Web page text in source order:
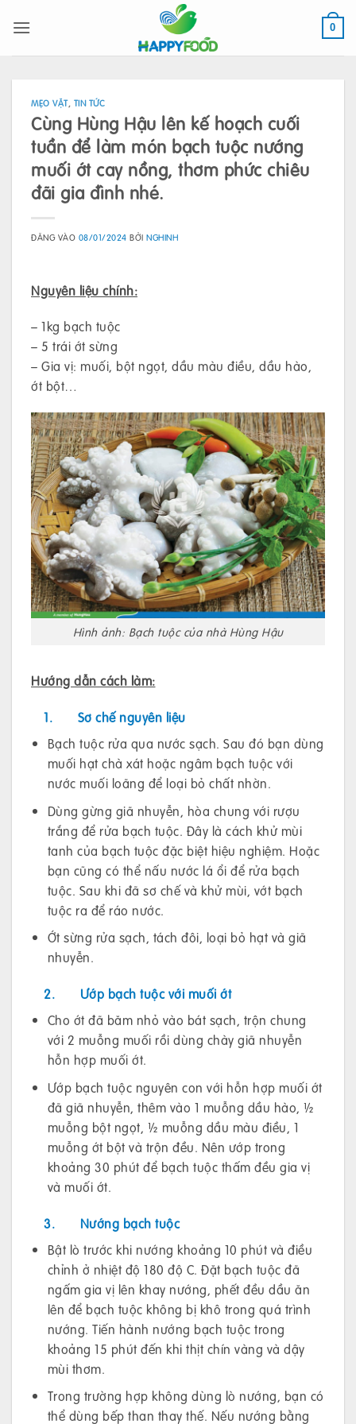
qua
0
MẸO VẶT, TIN TỨC
Cùng Hùng Hậu lên kế hoạch cuối
tuần để làm món bạch tuộc nướng
muối ớt cay nồng, thơm phức chiêu
đãi gia đình nhé.
ĐĂNG VÀO 08/01/2024 BỞINGHINH
Nguyên liệu chính:
– 1kg bạch tuộc
– 5 trái ớt sừng
– Gia vị: muối, bột ngọt, dầu màu điều, dầu hào,
ớt bột…
Hình ảnh: Bạch tuộc của nhà Hùng Hậu
Hướng dẫn cách làm:
1. Sơ chế nguyên liệu
Bạch tuộc rửa qua nước sạch. Sau đó bạn dùng
muối hạt chà xát hoặc ngâm bạch tuộc với
nước muối loãng để loại bỏ chất nhờn.
Dùng gừng giã nhuyễn, hòa chung với rượu
trắng để rửa bạch tuộc. Đây là cách khử mùi
tanh của bạch tuộc đặc biệt hiệu nghiệm. Hoặc
bạn cũng có thể nấu nước lá ổi để rửa bạch
tuộc. Sau khi đã sơ chế và khử mùi, vớt bạch
tuộc ra để ráo nước.
Ớt sừng rửa sạch, tách đôi, loại bỏ hạt và giã
nhuyễn.
2. Ướp bạch tuộc với muối ớt
Cho ớt đã băm nhỏ vào bát sạch, trộn chung
với 2 muỗng muối rồi dùng chày giã nhuyễn
hỗn hợp muối ớt.
Ướp bạch tuộc nguyên con với hỗn hợp muối ớt
đã giã nhuyễn, thêm vào 1 muỗng dầu hào, ½
muỗng bột ngọt, ½ muỗng dầu màu điều, 1
muỗng ớt bột và trộn đều. Nên ướp trong
khoảng 30 phút để bạch tuộc thấm đều gia vị
và muối ớt.
3. Nướng bạch tuộc
Bật lò trước khi nướng khoảng 10 phút và điều
chỉnh ở nhiệt độ 180 độ C. Đặt bạch tuộc đã
ngấm gia vị lên khay nướng, phết đều dầu ăn
lên để bạch tuộc không bị khô trong quá trình
nướng. Tiến hành nướng bạch tuộc trong
khoảng 15 phút đến khi thịt chín vàng và dậy
mùi thơm.
Trong trường hợp không dùng lò nướng, bạn có
thể dùng bếp than thay thế. Nếu nướng bằng